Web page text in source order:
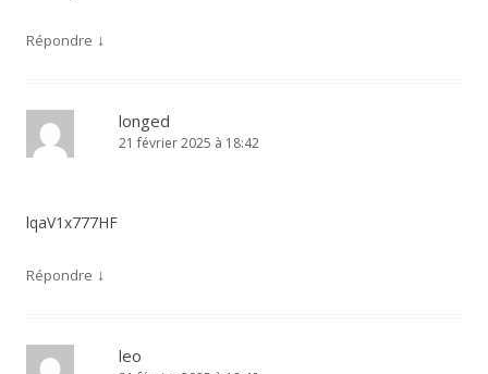
Répondre ↓
longed
21 février 2025 à 18:42
lqaV1x777HF
Répondre ↓
leo